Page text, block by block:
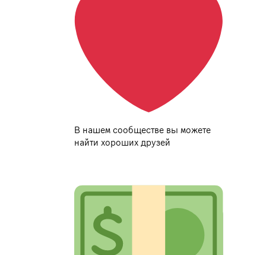
В нашем сообществе вы можете
найти хороших друзей